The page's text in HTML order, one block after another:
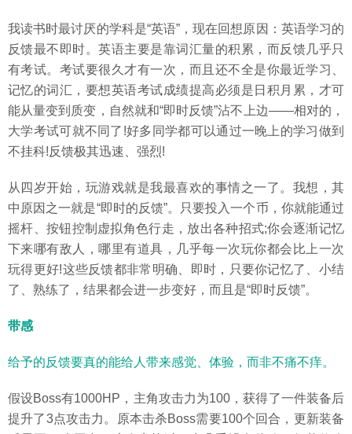
我读书时最讨厌的学科是“英语”，现在回想原因：英语学习的
反馈最不即时。英语主要是靠词汇量的积累，而反馈几乎只
有考试。考试要很久才有一次，而且还不全是你最近学习、
记忆的词汇，要想英语考试成绩提高必须是日积月累，才可
能从量变到质变，自然就和“即时反馈”沾不上边——相对的，
大学考试可就不同了!好多同学都可以通过一晚上的学习做到
不挂科!反馈极其迅速、强烈!
从四岁开始，玩游戏就是我最喜欢的事情之一了。我想，其
中原因之一就是“即时的反馈”。只要投入一个币，你就能通过
摇杆、按钮控制虚拟角色行走，放出各种招式;你会逐渐记忆
下来哪有敌人，哪里有道具，几乎每一次玩你都会比上一次
玩得更好!这些反馈都非常明确、即时，只要你记忆了、小结
了、熟练了，结果都会进一步变好，而且是“即时反馈”。
带感
给予的反馈要真的能给人带来感觉、体验，而非不痛不痒。
假设Boss有1000HP，主角攻击力为100，获得了一件装备后
提升了3点攻击力。原本击杀Boss需要100个回合，更新装备